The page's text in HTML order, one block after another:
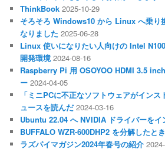
ThinkBook 2025-10-29
そろそろ Windows10 から Linux へ乗り
なりました 2025-06-28
Linux 使いになりたい人向けの Intel
開発環境 2024-08-16
Raspberry Pi 用 OSOYOO HDMI 3.5
ー 2024-04-05
「ミニPCに不正なソフトウェアがイン
ュースを読んだ 2024-03-16
Ubuntu 22.04 へ NVIDIA ドライバーをイ
BUFFALO WZR-600DHP2 を分解したと
ラズパイマガジン2024年春号の紹介